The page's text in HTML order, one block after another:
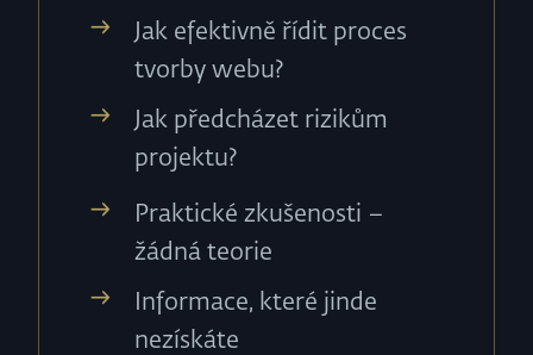
Jak efektivně řídit proces
tvorby webu?
Jak předcházet rizikům
projektu?
Praktické zkušenosti –
žádná teorie
Informace, které jinde
nezískáte